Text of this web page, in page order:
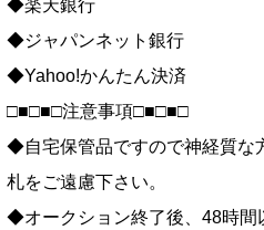
◆楽天銀行
◆ジャパンネット銀行
◆Yahoo!かんたん決済
□■□■□注意事項□■□■□
◆自宅保管品ですので神経質な
札をご遠慮下さい。
◆オークション終了後、48時間